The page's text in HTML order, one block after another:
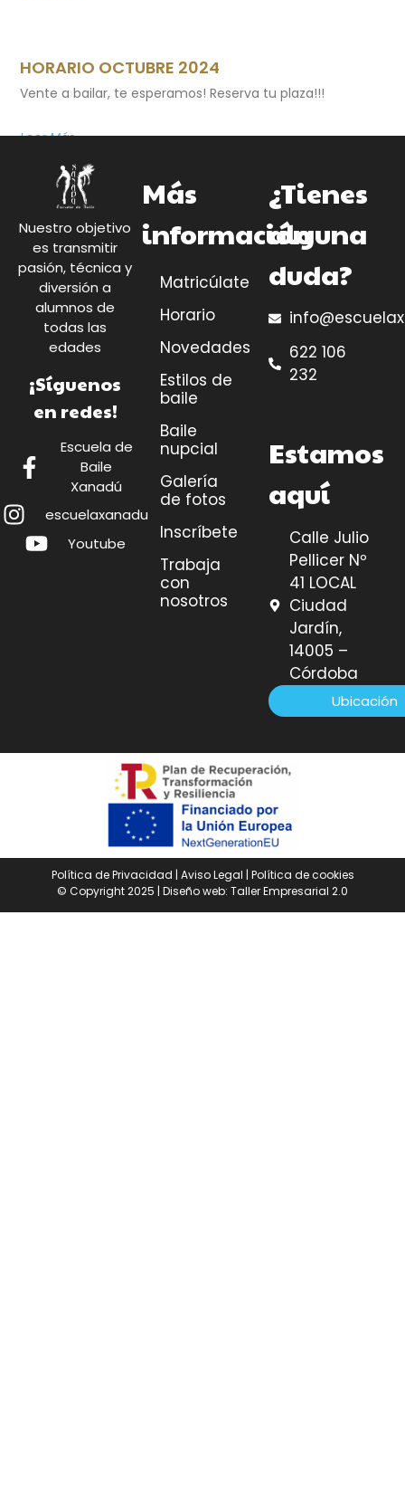
HORARIO OCTUBRE 2024
Vente a bailar, te esperamos! Reserva tu plaza!!!
Leer Más
Nuestro objetivo
es transmitir
pasión, técnica y
diversión a
alumnos de
todas las
edades
¡Síguenos
en redes!
Escuela de
Baile
Xanadú
escuelaxanadu
Youtube
Más
información
Matricúlate
Horario
Novedades
Estilos de
baile
Baile
nupcial
Galería
de fotos
Inscríbete
Trabaja
con
nosotros
¿Tienes
alguna
duda?
622 106
232
Estamos
aquí
Calle Julio
Pellicer Nº
41 LOCAL
Ciudad
Jardín,
14005 –
Córdoba
Ubicación
Política de Privacidad | Aviso Legal | Política de cookies
© Copyright 2025 | Diseño web: Taller Empresarial 2.0